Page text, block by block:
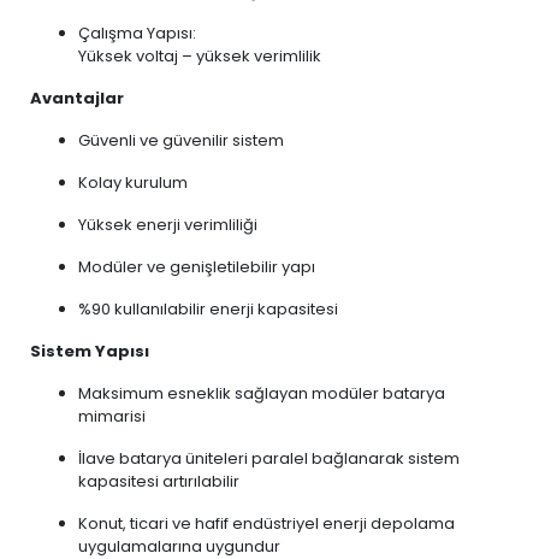
Çalışma Yapısı:
Yüksek voltaj – yüksek verimlilik
Avantajlar
Güvenli ve güvenilir sistem
Kolay kurulum
Yüksek enerji verimliliği
Modüler ve genişletilebilir yapı
%90 kullanılabilir enerji kapasitesi
Sistem Yapısı
Maksimum esneklik sağlayan modüler batarya
mimarisi
İlave batarya üniteleri paralel bağlanarak sistem
kapasitesi artırılabilir
Konut, ticari ve hafif endüstriyel enerji depolama
uygulamalarına uygundur